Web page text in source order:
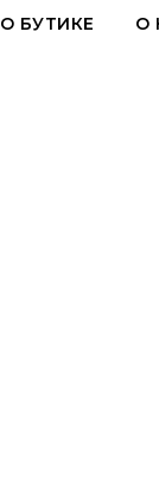
О БУТИКЕ О